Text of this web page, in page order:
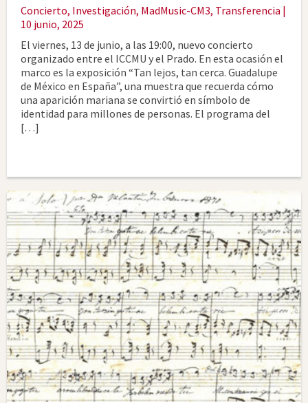
Concierto, Investigación, MadMusic-CM3, Transferencia |
10 junio, 2025
El viernes, 13 de junio, a las 19:00, nuevo concierto
organizado entre el ICCMU y el Prado. En esta ocasión el
marco es la exposición “Tan lejos, tan cerca. Guadalupe
de México en España”, una muestra que recuerda cómo
una aparición mariana se convirtió en símbolo de
identidad para millones de personas. El programa del
[…]